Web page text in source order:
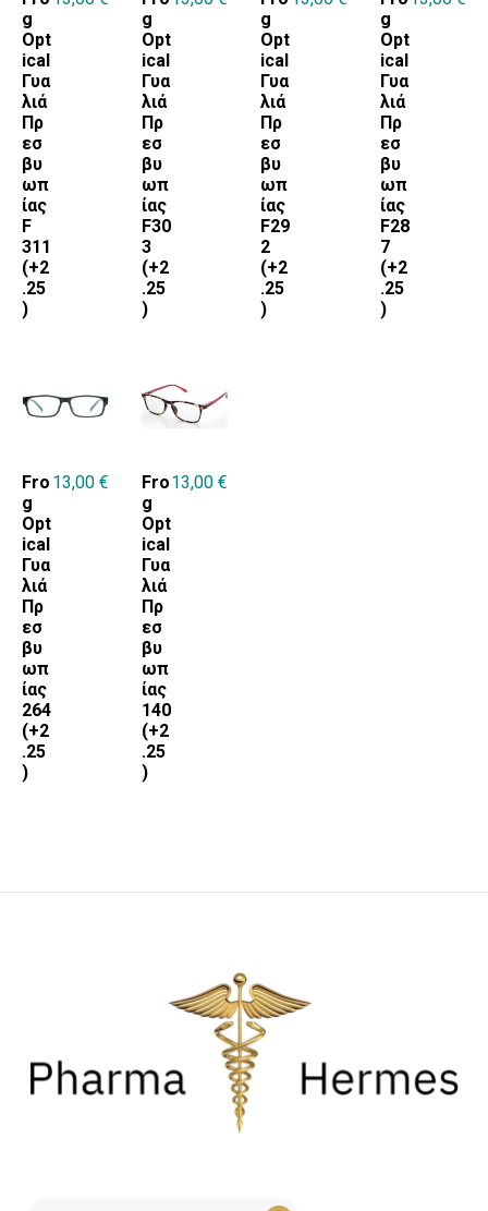
g
Opt
ical
Γυα
λιά
Πρ
εσ
βυ
ωπ
ίας
F
311
(+2
.25
)
g
Opt
ical
Γυα
λιά
Πρ
εσ
βυ
ωπ
ίας
F30
3
(+2
.25
)
g
Opt
ical
Γυα
λιά
Πρ
εσ
βυ
ωπ
ίας
F29
2
(+2
.25
)
g
Opt
ical
Γυα
λιά
Πρ
εσ
βυ
ωπ
ίας
F28
7
(+2
.25
)
Fro
g
Opt
ical
Γυα
λιά
Πρ
εσ
βυ
ωπ
ίας
264
(+2
.25
)
13,00 €
Fro
g
Opt
ical
Γυα
λιά
Πρ
εσ
βυ
ωπ
ίας
140
(+2
.25
)
13,00 €